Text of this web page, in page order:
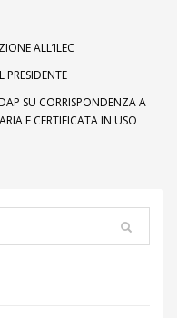
ALL’ILEC
SU CORRISPONDENZA A
E CERTIFICATA IN USO